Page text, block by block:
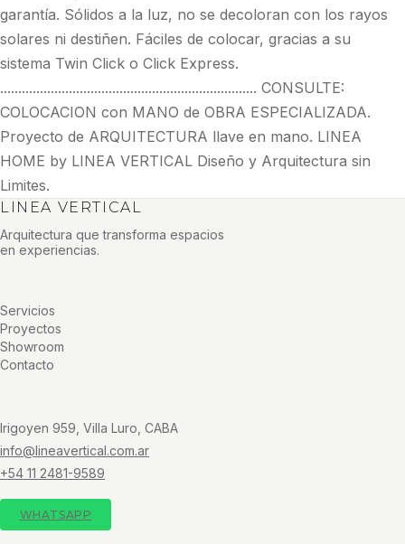
garantía. Sólidos a la luz, no se decoloran con los rayos
solares ni destiñen. Fáciles de colocar, gracias a su
sistema Twin Click o Click Express.
....................................................................... CONSULTE:
COLOCACION con MANO de OBRA ESPECIALIZADA.
Proyecto de ARQUITECTURA llave en mano. LINEA
HOME by LINEA VERTICAL Diseño y Arquitectura sin
Limites.
LINEA VERTICAL
Arquitectura que transforma espacios
en experiencias.
Servicios
Proyectos
Showroom
Contacto
Irigoyen 959, Villa Luro, CABA
info@lineavertical.com.ar
+54 11 2481-9589
WHATSAPP